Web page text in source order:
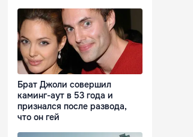
Брат Джоли совершил
каминг-аут в 53 года и
признался после развода,
что он гей